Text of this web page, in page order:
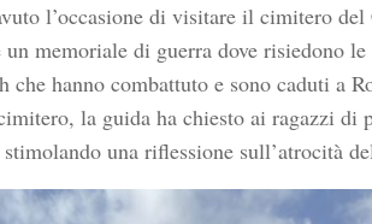
l’occasione di visitare il cimitero
memoriale di guerra dove risiedono
che hanno combattuto e sono caduti a
la guida ha chiesto ai ragazzi di
una riflessione sull’atrocità